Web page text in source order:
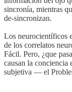
sincronía, mientras
de-sincronizan.
Los neurocientíficos
de los correlatos
Fácil. Pero, ¿que
causan la conciencia
subjetiva — el